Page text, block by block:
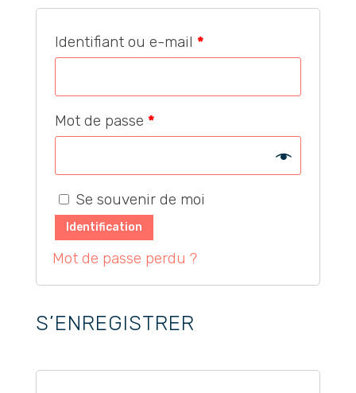
Identifiant ou e-mail *
Mot de passe *
Se souvenir de moi
Identification
Mot de passe perdu ?
S’ENREGISTRER